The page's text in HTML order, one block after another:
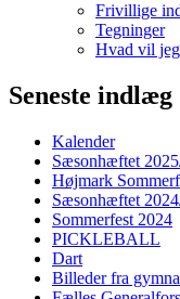
Frivillige
Tegninger
Hvad vil
Seneste indlæg
Kalender
Sæsonhæftet
Højmark
Sæsonhæftet
Sommerfest 2024
PICKLEBALL
Dart
Billeder fra